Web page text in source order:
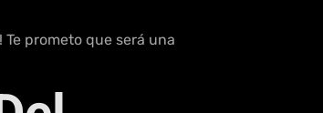
prometo que será una